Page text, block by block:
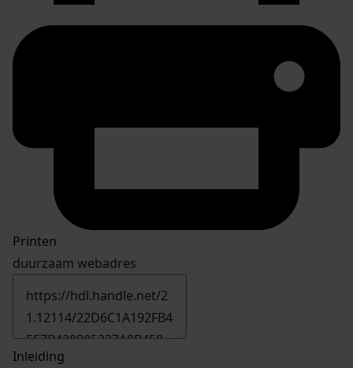
Printen
duurzaam webadres
Inleiding